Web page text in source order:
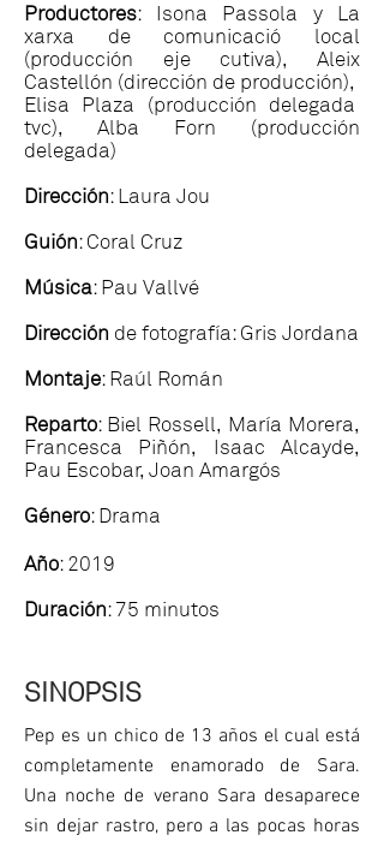
Productores: Isona Passola y La
xarxa de comunicació local
(producción eje cutiva), Aleix
Castellón (dirección de producción),
Elisa Plaza (producción delegada
tvc), Alba Forn (producción
delegada)
Dirección: Laura Jou
Guión: Coral Cruz
Música: Pau Vallvé
Dirección de fotografía: Gris Jordana
Montaje: Raúl Román
Reparto: Biel Rossell, María Morera,
Francesca Piñón, Isaac Alcayde,
Pau Escobar, Joan Amargós
Género: Drama
Año: 2019
Duración: 75 minutos
SINOPSIS
Pep es un chico de 13 años el cual está
completamente enamorado de Sara.
Una noche de verano Sara desaparece
sin dejar rastro, pero a las pocas horas